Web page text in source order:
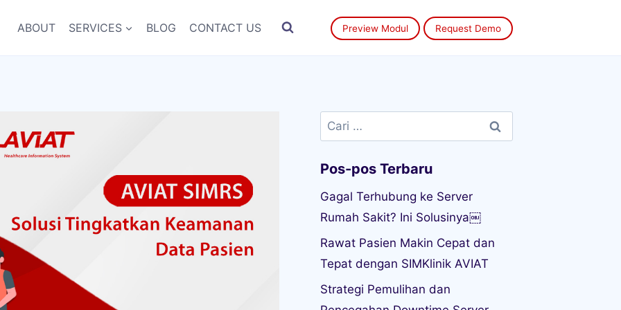
ABOUT SERVICES BLOG CONTACT US Preview Modul Request Demo
Cari
untuk:
Pos-pos Terbaru
Gagal Terhubung ke Server
Rumah Sakit? Ini Solusinya￼
Rawat Pasien Makin Cepat dan
Tepat dengan SIMKlinik AVIAT
Strategi Pemulihan dan